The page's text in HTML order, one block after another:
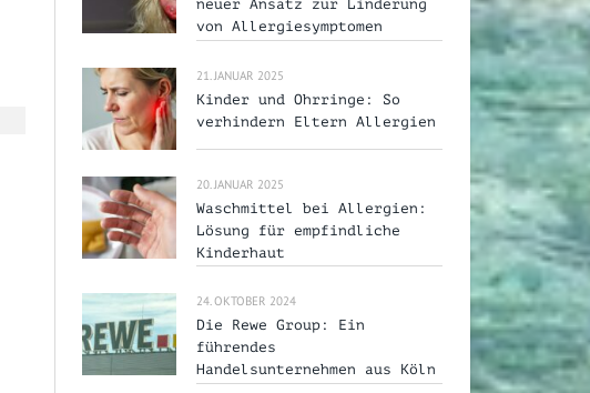
neuer Ansatz zur Linderung
von Allergiesymptomen
21. JANUAR 2025
Kinder und Ohrringe: So
verhindern Eltern Allergien
20. JANUAR 2025
Waschmittel bei Allergien:
Lösung für empfindliche
Kinderhaut
24. OKTOBER 2024
Die Rewe Group: Ein
führendes
Handelsunternehmen aus Köln